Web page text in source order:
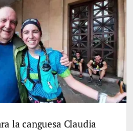
la canguesa Claudia